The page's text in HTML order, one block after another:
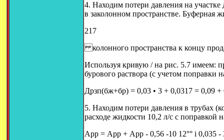
4. Находим потери давления на
в заколонном пространстве. Буферная
217
колонного пространства к концу
Используя кривую / на рис. 5.7 имеем:
бурового раствора (с учетом поправки
Дpзп(бж+бр) = 0,03 • 3 + 0,0317 = 0,09
5. Находим потери давления в трубах
расходе жидкости 10,2 л/с с поправкой
Аpр = Аpр + Аpр - 0,56 -10 12°° i 0,035 -